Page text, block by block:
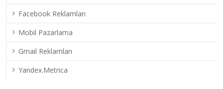
Facebook Reklamları
Mobil Pazarlama
Gmail Reklamları
Yandex.Metrica